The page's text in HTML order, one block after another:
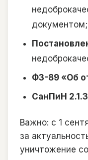
документом;
ФЗ-89 «Об
СанПиН
Важно: с 1
за
уничтожение